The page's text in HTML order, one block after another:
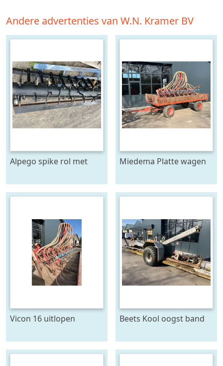
Andere advertenties van W.N. Kramer BV
Alpego spike rol met
Miedema Platte wagen
Vicon 16 uitlopen Beets Kool oogst band